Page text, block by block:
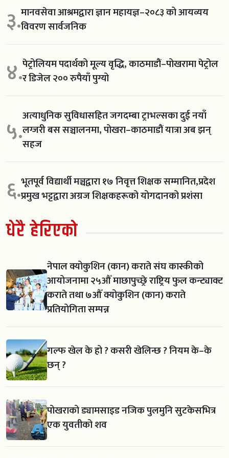
३.मानवसेवा आश्रमद्वारा ज्ञान महायज्ञ–२०८३ को आयव्यय
विवरण सार्वजनिक
४.पेट्रोलियम पदार्थको मूल्य वृद्धि, काठमाडौं–पोखरामा पेट्रोल
र डिजेल २०० रुपैयाँ पुग्यो
५.अत्याधुनिक सुविधासहित जगदम्बा ट्राभल्सका दुई नयाँ
लग्जरी बस सञ्चालनमा, पोखरा–काठमाडौं यात्रा अब झन्
सहज
६.भूतपूर्व विद्यार्थी मञ्चद्वारा १७ निवृत्त शिक्षक सम्मानित,प्रदेश
प्रमुख भट्टद्वारा अग्रज शिक्षकहरूको योगदानको प्रशंसा
धेरै हेरिएको
नेपाल क्योकुशिन (कान) कराते संघ कास्कीको
आयोजनामा २५औँ माछापुच्छ्रे राष्ट्रिय फुल कन्ट्याक्ट
कराते तथा ७औँ क्योकुशिन (कान) कराते
प्रतियोगिता सम्पन्न
गल्फ खेल के हो ? कसरी खेलिन्छ ? नियम के–के
छन् ?
पोखराको ड्यामसाइड नजिक पुलमुनि सुटकेसभित्र
एक युवतीको शव